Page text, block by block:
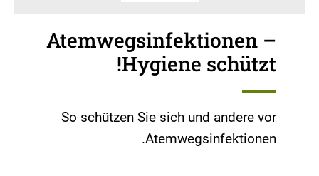
Atemwegsinfektionen –
Hygiene schützt!
So schützen Sie sich und andere vor
Atemwegsinfektionen.